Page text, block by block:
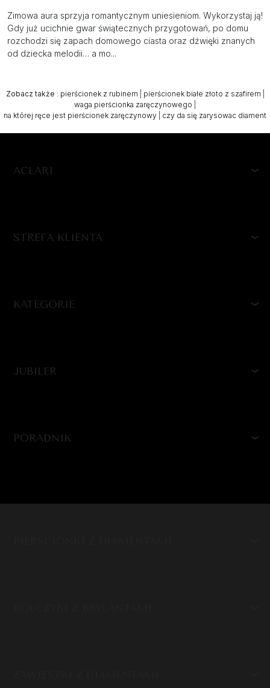
Zimowa aura sprzyja romantycznym uniesieniom. Wykorzystaj ją!
Gdy już ucichnie gwar świątecznych przygotowań, po domu
rozchodzi się zapach domowego ciasta oraz dźwięki znanych
od dziecka melodii… a mo...
Zobacz także : pierścionek z rubinem pierścionek białe złoto z szafirem
waga pierścionka zaręczynowego
na której ręce jest pierścionek zaręczynowy
czy da się zarysowac diament
ACLARI
STREFA KLIENTA
KATEGORIE
JUBILER
PORADNIK